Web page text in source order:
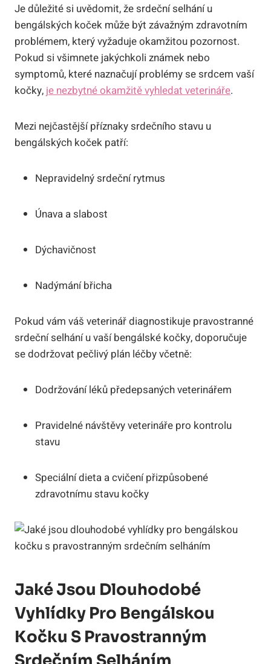
Je důležité si uvědomit, že srdeční selhání u
bengálských koček může být závažným zdravotním
problémem, který vyžaduje okamžitou pozornost.
Pokud si všimnete jakýchkoli známek nebo
symptomů, které naznačují problémy se srdcem vaší
kočky, je nezbytné okamžitě vyhledat veterináře.
Mezi nejčastější příznaky srdečního stavu u
bengálských koček patří:
Nepravidelný srdeční rytmus
Únava a slabost
Dýchavičnost
Nadýmání břicha
Pokud vám váš veterinář diagnostikuje pravostranné
srdeční selhání u vaší bengálské kočky, doporučuje
se dodržovat pečlivý plán léčby včetně:
Dodržování léků předepsaných veterinářem
Pravidelné návštěvy veterináře pro kontrolu
stavu
Speciální dieta a cvičení přizpůsobené
zdravotnímu stavu kočky
Jaké Jsou Dlouhodobé
Vyhlídky Pro Bengálskou
Kočku S Pravostranným